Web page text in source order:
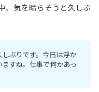
、気を晴らそうと久しぶ
ぶりです。今日は浮か
すね。仕事で何かあっ